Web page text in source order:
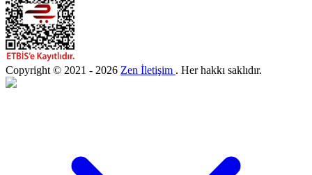
Copyright © 2021 - 2026 Zen İletişim . Her hakkı saklıdır.